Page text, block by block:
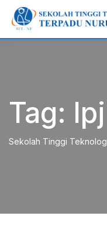
content
Tag: lpj
Sekolah Tinggi